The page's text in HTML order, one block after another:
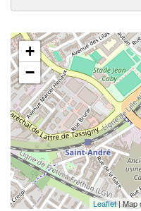
+
−
Leaflet| Map